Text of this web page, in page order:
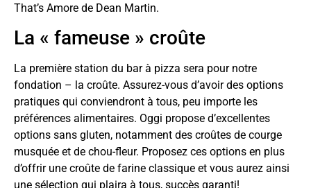
That’s Amore de Dean Martin.
La « fameuse » croûte
La première station du bar à pizza sera pour notre
fondation – la croûte. Assurez-vous d’avoir des options
pratiques qui conviendront à tous, peu importe les
préférences alimentaires. Oggi propose d’excellentes
options sans gluten, notamment des croûtes de courge
musquée et de chou-fleur. Proposez ces options en plus
d’offrir une croûte de farine classique et vous aurez ainsi
une sélection qui plaira à tous, succès garanti!